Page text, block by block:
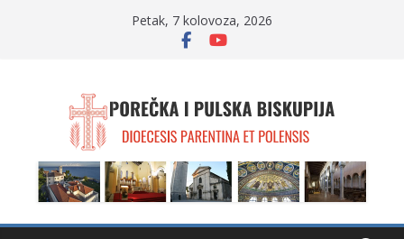
Petak, 7 kolovoza, 2026